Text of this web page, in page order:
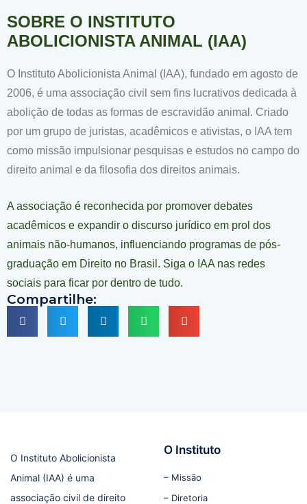
SOBRE O INSTITUTO
ABOLICIONISTA ANIMAL (IAA)
O Instituto Abolicionista Animal (IAA), fundado em agosto de
2006, é uma associação civil sem fins lucrativos dedicada à
abolição de todas as formas de escravidão animal. Criado
por um grupo de juristas, acadêmicos e ativistas, o IAA tem
como missão impulsionar pesquisas e estudos no campo do
direito animal e da filosofia dos direitos animais.
A associação é reconhecida por promover debates
acadêmicos e expandir o discurso jurídico em prol dos
animais não-humanos, influenciando programas de pós-
graduação em Direito no Brasil. Siga o IAA nas redes
sociais para ficar por dentro de tudo.
Compartilhe:
O Instituto Abolicionista
Animal (IAA) é uma
associação civil de direito
O Instituto
– Missão
– Diretoria